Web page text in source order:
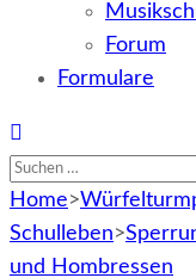
Forum
Formulare
Suchen
nach:
Home>
Schulleben>
und Hombressen